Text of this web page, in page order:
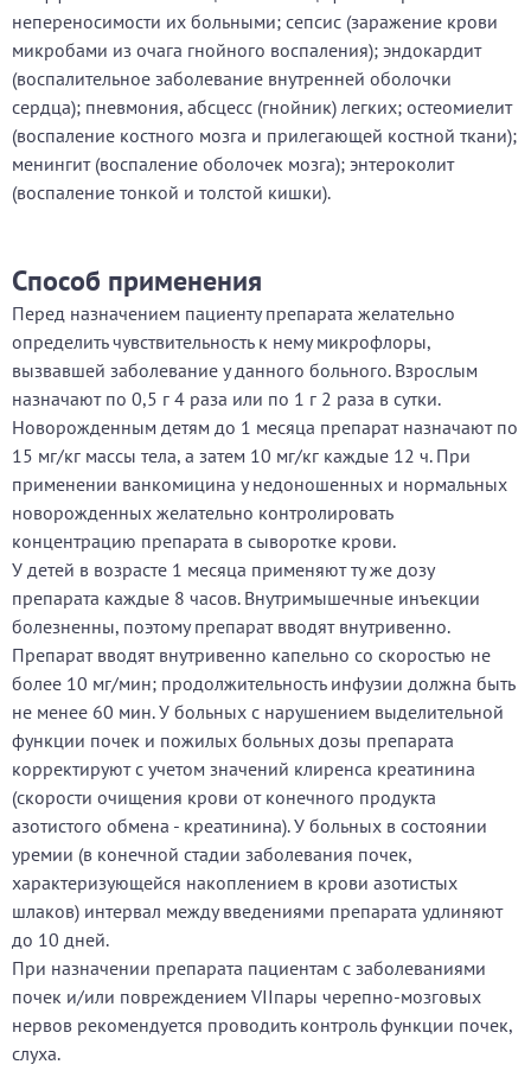
непереносимости их больными; сепсис (заражение крови
микробами из очага гнойного воспаления); эндокардит
(воспалительное заболевание внутренней оболочки
сердца); пневмония, абсцесс (гнойник) легких; остеомиелит
(воспаление костного мозга и прилегающей костной ткани);
менингит (воспаление оболочек мозга); энтероколит
(воспаление тонкой и толстой кишки).
Способ применения
Перед назначением пациенту препарата желательно
определить чувствительность к нему микрофлоры,
вызвавшей заболевание у данного больного. Взрослым
назначают по 0,5 г 4 раза или по 1 г 2 раза в сутки.
Новорожденным детям до 1 месяца препарат назначают по
15 мг/кг массы тела, а затем 10 мг/кг каждые 12 ч. При
применении ванкомицина у недоношенных и нормальных
новорожденных желательно контролировать
концентрацию препарата в сыворотке крови.
У детей в возрасте 1 месяца применяют ту же дозу
препарата каждые 8 часов. Внутримышечные инъекции
болезненны, поэтому препарат вводят внутривенно.
Препарат вводят внутривенно капельно со скоростью не
более 10 мг/мин; продолжительность инфузии должна быть
не менее 60 мин. У больных с нарушением выделительной
функции почек и пожилых больных дозы препарата
корректируют с учетом значений клиренса креатинина
(скорости очищения крови от конечного продукта
азотистого обмена - креатинина). У больных в состоянии
уремии (в конечной стадии заболевания почек,
характеризующейся накоплением в крови азотистых
шлаков) интервал между введениями препарата удлиняют
до 10 дней.
При назначении препарата пациентам с заболеваниями
почек и/или повреждением VIIпары черепно-мозговых
нервов рекомендуется проводить контроль функции почек,
слуха.